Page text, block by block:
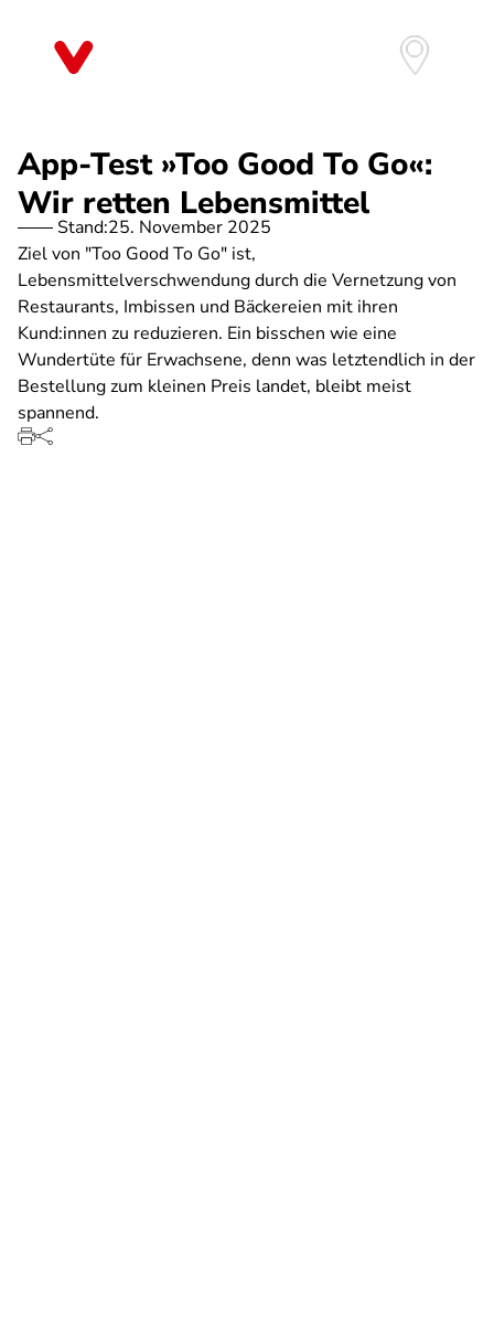
App-Test »Too Good To Go«:
Wir retten Lebensmittel
Stand:25. November 2025
Ziel von "Too Good To Go" ist,
Lebensmittelverschwendung durch die Vernetzung von
Restaurants, Imbissen und Bäckereien mit ihren
Kund:innen zu reduzieren. Ein bisschen wie eine
Wundertüte für Erwachsene, denn was letztendlich in der
Bestellung zum kleinen Preis landet, bleibt meist
spannend.